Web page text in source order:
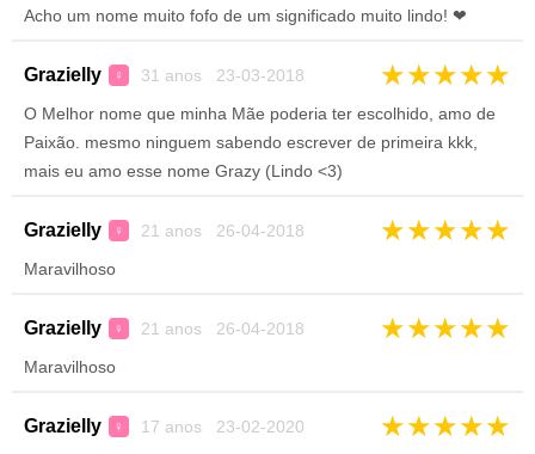
Acho um nome muito fofo de um significado muito lindo! ❤
Grazielly ♀ 31 anos 23-03-2018 ★★★★★
O Melhor nome que minha Mãe poderia ter escolhido, amo de
Paixão. mesmo ninguem sabendo escrever de primeira kkk,
mais eu amo esse nome Grazy (Lindo <3)
Grazielly ♀ 21 anos 26-04-2018 ★★★★★
Maravilhoso
Grazielly ♀ 21 anos 26-04-2018 ★★★★★
Maravilhoso
Grazielly ♀ 17 anos 23-02-2020 ★★★★★